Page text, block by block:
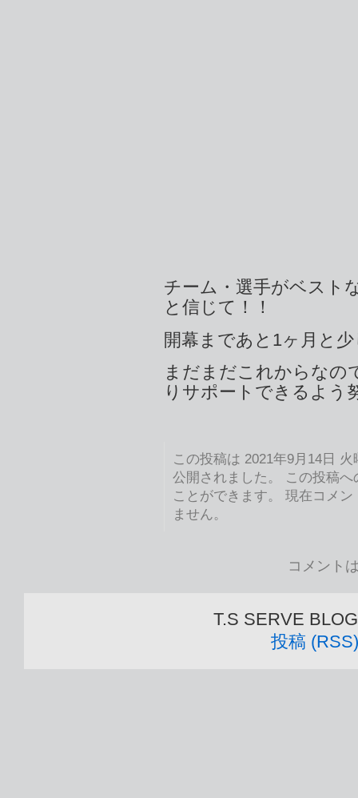
チーム・選手がベスト
と信じて！！
開幕まであと1ヶ月と
まだまだこれからなの
りサポートできるよう
この投稿は 2021年9月14日
公開されました。 この投稿
ことができます。 現在コメ
ません。
コメント
T.S SERVE
投稿 (RSS)